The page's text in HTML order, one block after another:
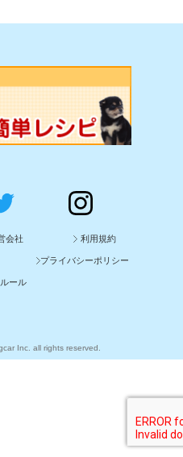
会社 利用規約
プライバシーポリシー
ール
Inc. all rights reserved.